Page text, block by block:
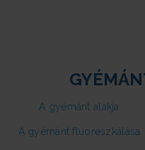
A gyémánt alakja
A gyémánt fluoreszkálása